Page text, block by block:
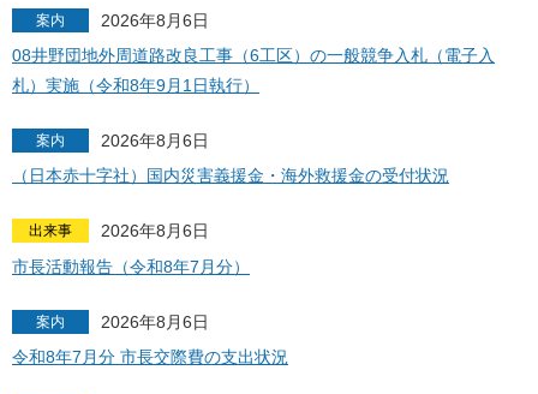
案内
2026年8月6日
08井野団地外周道路改良工事（6工区）の一般競争入札（電子入
札）実施（令和8年9月1日執行）
案内
2026年8月6日
（日本赤十字社）国内災害義援金・海外救援金の受付状況
出来事
2026年8月6日
市長活動報告（令和8年7月分）
案内
2026年8月6日
令和8年7月分 市長交際費の支出状況